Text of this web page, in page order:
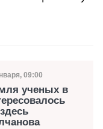
публикации
09:00
ученых в